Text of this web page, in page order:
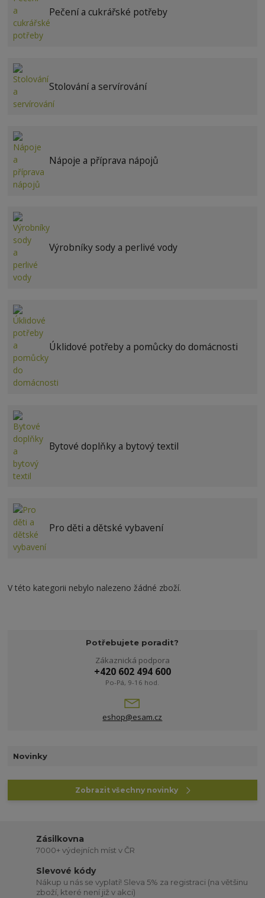
Pečení a cukrářské potřeby
Stolování a servírování
Nápoje a příprava nápojů
Výrobníky sody a perlivé vody
Úklidové potřeby a pomůcky do domácnosti
Bytové doplňky a bytový textil
Pro děti a dětské vybavení
V této kategorii nebylo nalezeno žádné zboží.
Potřebujete poradit?
Zákaznická podpora
+420 602 494 600
Po-Pá, 9-16 hod.
eshop@esam.cz
Novinky
Zobrazit všechny novinky
Zásilkovna
7000+ výdejních míst v ČR
Slevové kódy
Nákup u nás se vyplatí! Sleva 5% za registraci (na většinu
zboží, které není již v akci)